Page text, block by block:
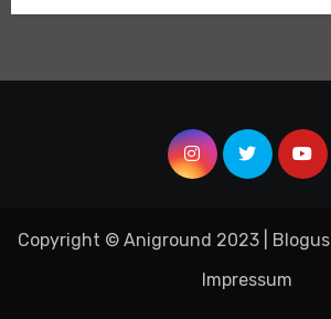
Copyright © Aniground 2023 Blogus
Impressum